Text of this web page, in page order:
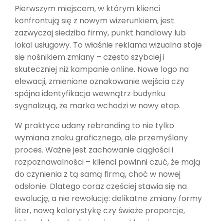
Pierwszym miejscem, w którym klienci
konfrontują się z nowym wizerunkiem, jest
zazwyczaj siedziba firmy, punkt handlowy lub
lokal usługowy. To właśnie reklama wizualna staje
się nośnikiem zmiany – często szybciej i
skuteczniej niż kampanie online. Nowe logo na
elewacji, zmienione oznakowanie wejścia czy
spójna identyfikacja wewnątrz budynku
sygnalizują, że marka wchodzi w nowy etap.
W praktyce udany rebranding to nie tylko
wymiana znaku graficznego, ale przemyślany
proces. Ważne jest zachowanie ciągłości i
rozpoznawalności – klienci powinni czuć, że mają
do czynienia z tą samą firmą, choć w nowej
odsłonie. Dlatego coraz częściej stawia się na
ewolucję, a nie rewolucję: delikatne zmiany formy
liter, nową kolorystykę czy świeże proporcje,